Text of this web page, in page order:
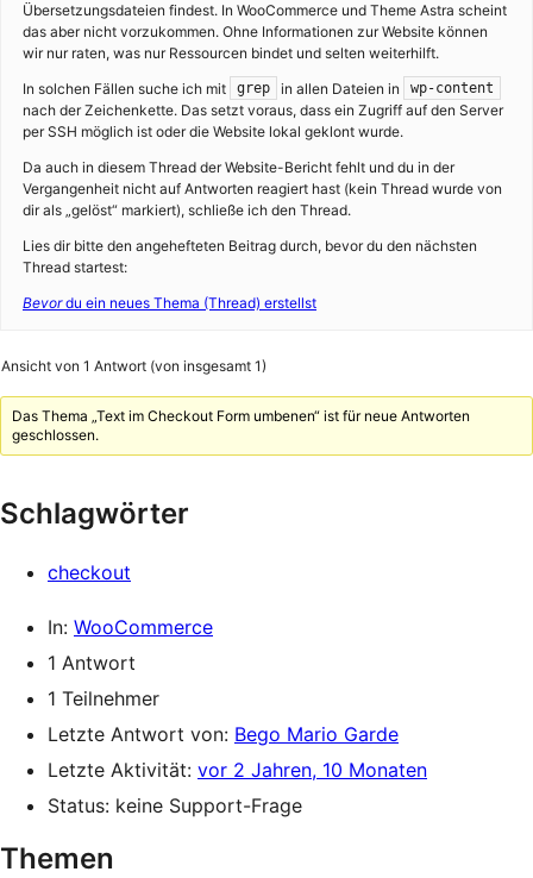
Übersetzungsdateien findest. In WooCommerce und Theme Astra scheint
das aber nicht vorzukommen. Ohne Informationen zur Website können
wir nur raten, was nur Ressourcen bindet und selten weiterhilft.
In solchen Fällen suche ich mit
grep in allen Dateien in wp-content
nach der Zeichenkette. Das setzt voraus, dass ein Zugriff auf den Server
per SSH möglich ist oder die Website lokal geklont wurde.
Da auch in diesem Thread der Website-Bericht fehlt und du in der
Vergangenheit nicht auf Antworten reagiert hast (kein Thread wurde von
dir als „gelöst“ markiert), schließe ich den Thread.
Lies dir bitte den angehefteten Beitrag durch, bevor du den nächsten
Thread startest:
Bevordu ein neues Thema (Thread) erstellst
Ansicht von 1 Antwort (von insgesamt 1)
Das Thema „Text im Checkout Form umbenen“ ist für neue Antworten
geschlossen.
Schlagwörter
checkout
In: WooCommerce
1 Antwort
1 Teilnehmer
Letzte Antwort von: Bego Mario Garde
Letzte Aktivität: vor 2 Jahren, 10 Monaten
Status: keine Support-Frage
Themen